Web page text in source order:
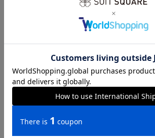
【生地ブランド】 Ozdoku Tekstil（オズ
1970年にトルコのイスタンブールで創業
Tekstil（オズドク テキスタイル）』。ヨー
ある素材ブランドの一社です。
今回は、まるでウール100%素材のような
な質感を表現したTR素材を使用。見た目の
つ、ウォッシャブル性・2WAYストレッチ
ー使いにもぴったりなファブリックです。